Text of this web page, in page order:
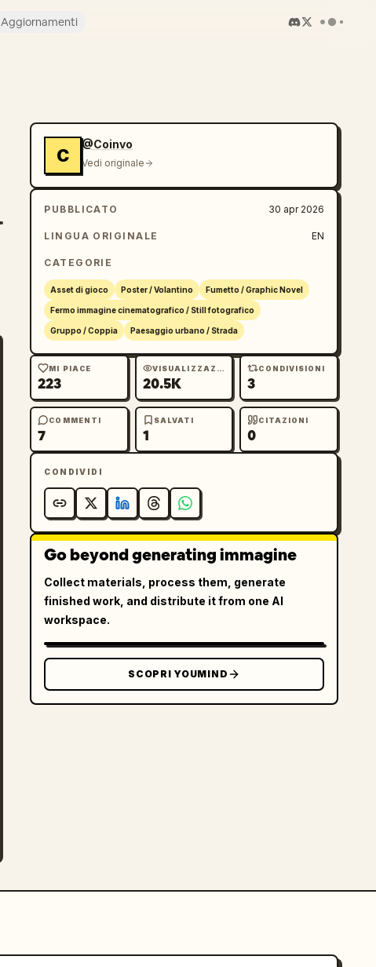
Aggiornamenti
C
@Coinvo
Vedi originale
PUBBLICATO 30 apr 2026
LINGUA ORIGINALE EN
CATEGORIE
Asset di gioco Poster / Volantino Fumetto / Graphic Novel
Fermo immagine cinematografico / Still fotografico
Gruppo / Coppia Paesaggio urbano / Strada
MI PIACE
223
VISUALIZZAZIONI
20.5K
CONDIVISIONI
3
COMMENTI
7
SALVATI
1
CITAZIONI
0
CONDIVIDI
Go beyond generating immagine
Collect materials, process them, generate
finished work, and distribute it from one AI
workspace.
SCOPRI YOUMIND